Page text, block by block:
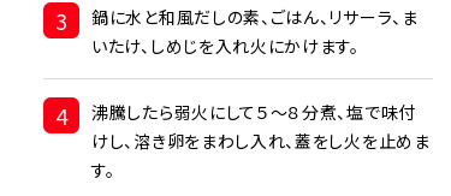
3
鍋に水と和風だしの素、ごはん、リサーラ、ま
いたけ、しめじを入れ火にかけます。
4
沸騰したら弱火にして５～８分煮、塩で味付
けし、溶き卵をまわし入れ、蓋をし火を止めま
す。